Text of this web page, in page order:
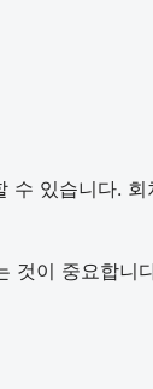
수 있습니다.
것이 중요합니